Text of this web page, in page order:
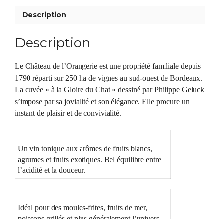
du
Chat",
Chateau
l'Orangerie
Description
Description
Le Château de l’Orangerie est une propriété familiale depuis
1790 réparti sur 250 ha de vignes au sud-ouest de Bordeaux.
La cuvée « à la Gloire du Chat » dessiné par Philippe Geluck
s’impose par sa jovialité et son élégance. Elle procure un
instant de plaisir et de convivialité.
Un vin tonique aux arômes de fruits blancs,
agrumes et fruits exotiques. Bel équilibre entre
l’acidité et la douceur.
Idéal pour des moules-frites, fruits de mer,